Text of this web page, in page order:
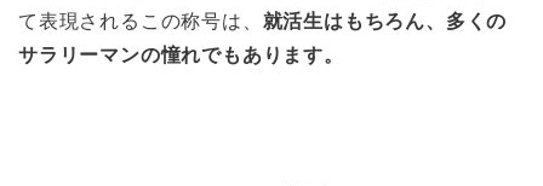
て表現されるこの称号は、 就活生はもちろん、多くの
サラリーマンの憧れでもあります。